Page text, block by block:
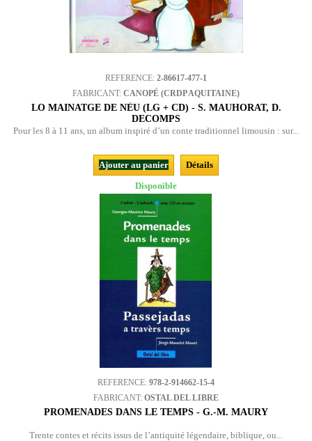
REFERENCE: 2-86617-477-1
FABRICANT: CANOPÉ (CRDP AQUITAINE)
LO MAINATGE DE NÈU (LG + CD) - S. MAUHORAT, D.
DECOMPS
Pour les 8 à 11 ans, un album inspiré d’un conte traditionnel limousin : sur...
Ajouter au panier
Détails
Disponible
REFERENCE: 978-2-914662-15-4
FABRICANT: OSTAL DEL LIBRE
PROMENADES DANS LE TEMPS - G.-M. MAURY
Trente contes et récits issus de l’antiquité légendaire, biblique, ou...